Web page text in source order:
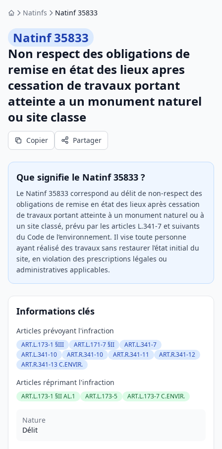
AccueilNatinfs Natinf 35833
Natinf 35833
Non respect des obligations de
remise en état des lieux apres
cessation de travaux portant
atteinte a un monument naturel
ou site classe
Copier Partager
Que signifie le Natinf 35833 ?
Le Natinf 35833 correspond au délit de non-respect des
obligations de remise en état des lieux après cessation
de travaux portant atteinte à un monument naturel ou à
un site classé, prévu par les articles L.341-7 et suivants
du Code de l’environnement. Il vise toute personne
ayant réalisé des travaux sans restaurer l’état initial du
site, en violation des prescriptions légales ou
administratives applicables.
Informations clés
Articles prévoyant l'infraction
ART.L.173-1 §III ART.L.171-7 §II
ART.L.341-7
ART.L.341-10
ART.R.341-10 ART.R.341-11
ART.R.341-12
ART.R.341-13 C.ENVIR.
Articles réprimant l'infraction
ART.L.173-1 §II AL.1 ART.L.173-5 ART.L.173-7 C.ENVIR.
Nature
Délit